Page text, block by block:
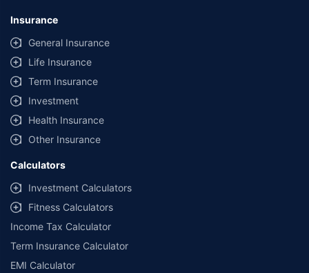
Insurance
General Insurance
Life Insurance
Term Insurance
Investment
Health Insurance
Other Insurance
Calculators
Investment Calculators
Fitness Calculators
Income Tax Calculator
Term Insurance Calculator
EMI Calculator